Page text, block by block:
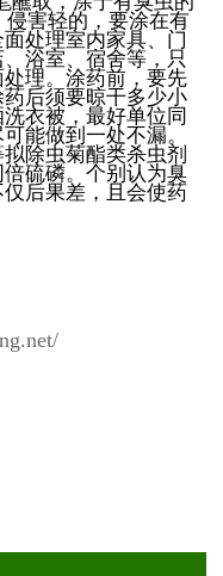
害轻的，要涂在有
处理室内家具、门
浴室、宿舍等，只
理。涂药前，要先
后须要晾干多少小
衣被，最好单位同
能做到一处不漏。
除虫菊酯类杀虫剂
硫磷。个别认为臭
后果差，且会使药